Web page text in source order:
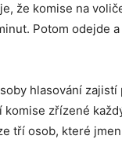
že komise na
Potom odejde
hlasování zajistí
komise zřízené
tří osob, které